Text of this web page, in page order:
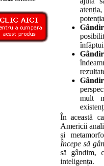
mult
În această
Americii
și
Începe să
să gândim,
inteligența.